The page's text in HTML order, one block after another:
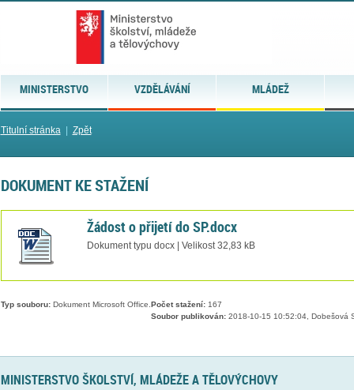
MINISTERSTVO VZDĚLÁVÁNÍ MLÁDEŽ
Titulní stránka| Zpět
DOKUMENT KE STAŽENÍ
Žádost o přijetí do SP.docx
Dokument typu docx | Velikost 32,83 kB
Typ souboru:Dokument Microsoft Office. Počet stažení:167
Soubor publikován:2018-10-15 10:52:04, Dobešová
MINISTERSTVO ŠKOLSTVÍ, MLÁDEŽE A TĚLOVÝCHOVY